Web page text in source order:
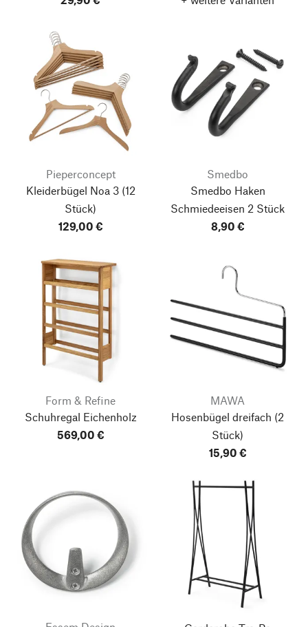
Pieperconcept
Kleiderbügel Noa 3(12
Stück)
129,00 €
Smedbo
Smedbo Haken
Schmiedeeisen 2 Stück
8,90 €
Form & Refine
Schuhregal Eichenholz
569,00 €
MAWA
Hosenbügel dreifach (2
Stück)
15,90 €